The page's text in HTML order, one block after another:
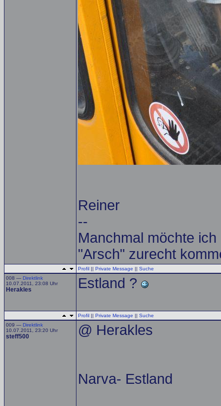
Reiner
--
Manchmal möchte
"Arsch" zurecht
Profil || Private Message || Suche
008 — Direktlink
10.07.2011, 23:08 Uhr
Herakles Estland ?
Profil || Private Message || Suche
009 — Direktlink
10.07.2011, 23:20 Uhr
steff500 @ Herakles
Narva- Estland